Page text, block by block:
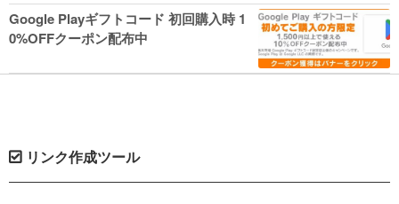
Google Playギフトコード 初回購入時 1
0%OFFクーポン配布中
リンク作成ツール